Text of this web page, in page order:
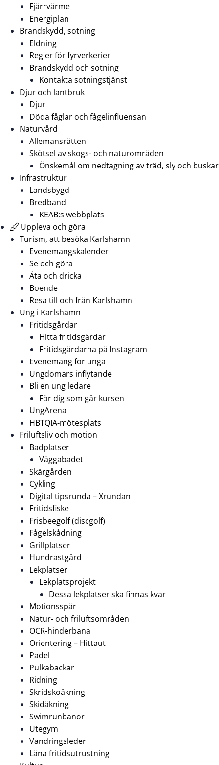
Fjärrvärme
Energiplan
Brandskydd, sotning
Eldning
Regler för fyrverkerier
Brandskydd och sotning
Kontakta sotningstjänst
Djur och lantbruk
Djur
Döda fåglar och fågelinfluensan
Naturvård
Allemansrätten
Skötsel av skogs- och naturområden
Önskemål om nedtagning av träd, sly och buskar
Infrastruktur
Landsbygd
Bredband
KEAB:s webbplats
Uppleva och göra
Turism, att besöka Karlshamn
Evenemangskalender
Se och göra
Äta och dricka
Boende
Resa till och från Karlshamn
Ung i Karlshamn
Fritidsgårdar
Hitta fritidsgårdar
Fritidsgårdarna på Instagram
Evenemang för unga
Ungdomars inflytande
Bli en ung ledare
För dig som går kursen
UngArena
HBTQIA-mötesplats
Friluftsliv och motion
Badplatser
Väggabadet
Skärgården
Cykling
Digital tipsrunda – Xrundan
Fritidsfiske
Frisbeegolf (discgolf)
Fågelskådning
Grillplatser
Hundrastgård
Lekplatser
Lekplatsprojekt
Dessa lekplatser ska finnas kvar
Motionsspår
Natur- och friluftsområden
OCR-hinderbana
Orientering – Hittaut
Padel
Pulkabackar
Ridning
Skridskoåkning
Skidåkning
Swimrunbanor
Utegym
Vandringsleder
Låna fritidsutrustning